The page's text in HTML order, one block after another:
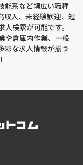
して、本人が容易に
行っておりません。
または毀損の防止と
必要かつ適切な措置
覧下さい。
アネックス第2ビ
能系など幅広い職種
収入、未経験歓迎、短
検索が可能です。
や倉庫内作業、一般
彩な求人情報が揃う